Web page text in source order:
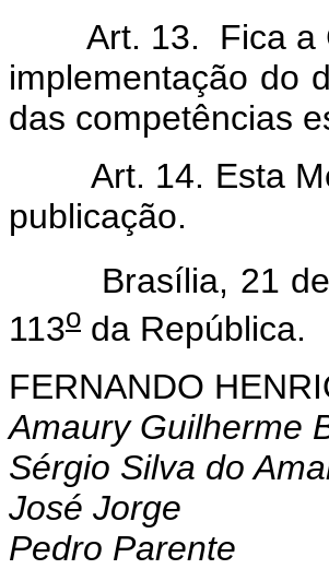
Art. 13. Fica a
implementação do
das competências
Art. 14. Esta
publicação.
Brasília, 21 de
113o da República.
FERNANDO
Amaury Guilherme
Sérgio Silva do
José Jorge
Pedro Parente